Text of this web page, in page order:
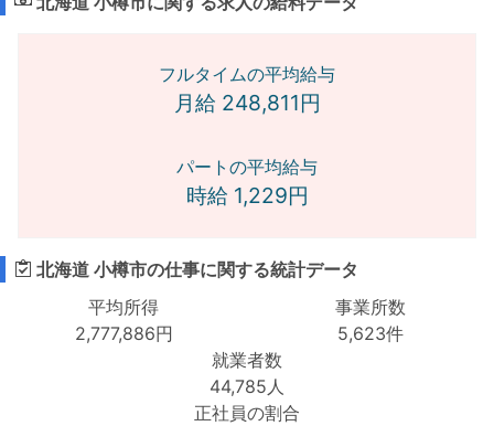
フルタイムの平均給与
月給 248,811円
パートの平均給与
時給 1,229円
北海道 小樽市の仕事に関する統計データ
平均所得
2,777,886円
事業所数
5,623件
就業者数
44,785人
正社員の割合